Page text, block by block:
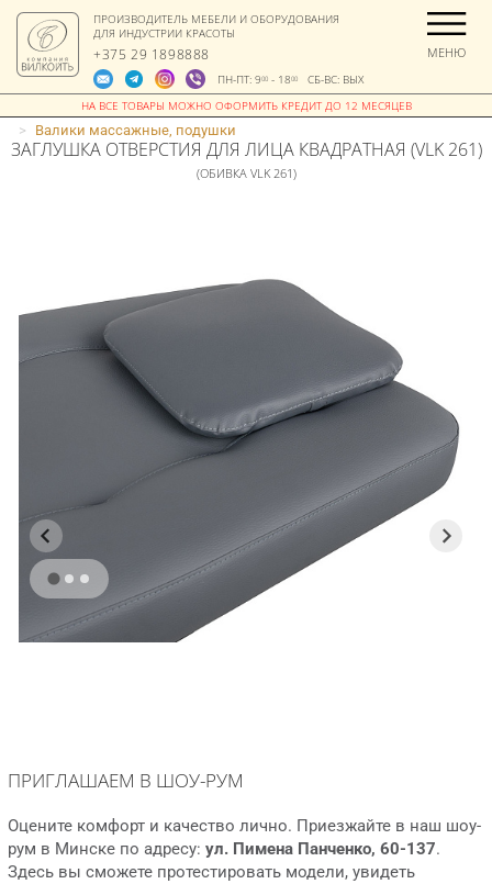
ПРОИЗВОДИТЕЛЬ МЕБЕЛИ И ОБОРУДОВАНИЯ
ДЛЯ ИНДУСТРИИ КРАСОТЫ
+375 29 1898888
ПН-ПТ: 900- 1800СБ-ВС: ВЫХ
МЕНЮ
> Валики массажные, подушки
ЗАГЛУШКА ОТВЕРСТИЯ ДЛЯ ЛИЦА КВАДРАТНАЯ (VLK 261)
(ОБИВКА VLK 261)
ПРИГЛАШАЕМ В ШОУ-РУМ
Оцените комфорт и качество лично. Приезжайте в наш шоу-
рум в Минске по адресу: ул. Пимена Панченко, 60-137.
Здесь вы сможете протестировать модели, увидеть